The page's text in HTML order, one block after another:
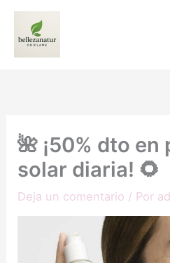
🌺 ¡50% dto
solar diaria! 🌻
Deja un comentario / Por